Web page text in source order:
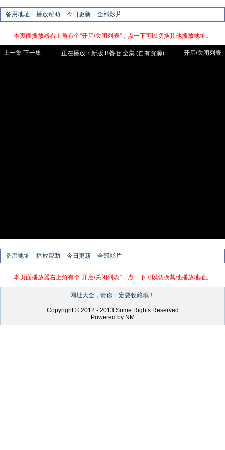
备用地址 播放帮助 今日更新 全部影片
本页面播放器右上角有个“开启/关闭列表”，点一下可以切换其他播放地址。
上一集 下一集 正在播放： 新版 B養セ 全集 (自有资源)
开启/关闭列表
备用地址 播放帮助 今日更新 全部影片
本页面播放器右上角有个“开启/关闭列表”，点一下可以切换其他播放地址。
网址大全，请你一定要收藏哦！
Copyright © 2012 - 2013 Some Rights Reserved
Powered by NM